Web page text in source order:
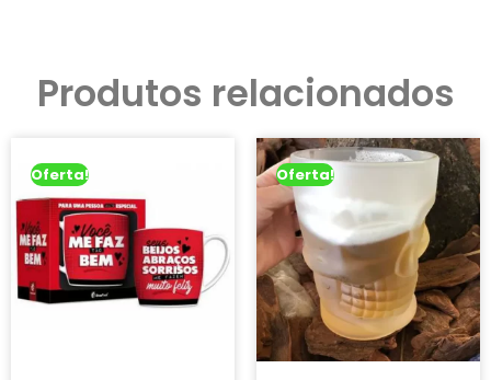
Produtos relacionados
Oferta! Oferta!